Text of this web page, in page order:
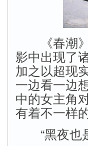
《春潮》
影中出现了
加之以超现
一边看一边
中的女主角
有着不一样
“黑夜也